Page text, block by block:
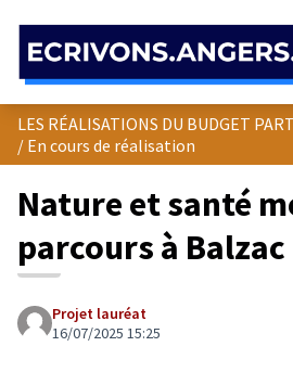
/ En cours de réalisation
Nature et santé
parcours à Balzac
Projet lauréat
16/07/2025 15:25